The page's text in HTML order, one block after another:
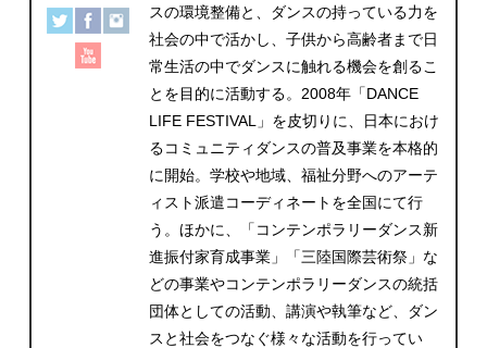
スの環境整備と、ダンスの持っている力を
社会の中で活かし、子供から高齢者まで日
常生活の中でダンスに触れる機会を創るこ
とを目的に活動する。2008年「DANCE
LIFE FESTIVAL」を皮切りに、日本におけ
るコミュニティダンスの普及事業を本格的
に開始。学校や地域、福祉分野へのアーテ
ィスト派遣コーディネートを全国にて行
う。ほかに、「コンテンポラリーダンス新
進振付家育成事業」「三陸国際芸術祭」な
どの事業やコンテンポラリーダンスの統括
団体としての活動、講演や執筆など、ダン
スと社会をつなぐ様々な活動を行ってい